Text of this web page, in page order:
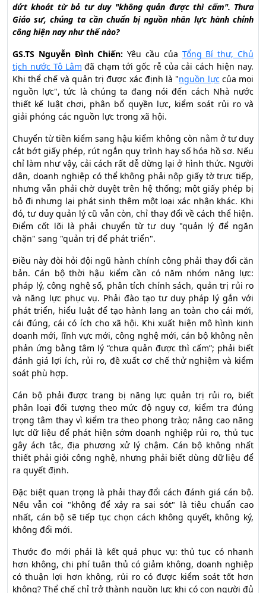
dứt khoát từ bỏ tư duy "không quản được thì cấm". Thưa
Giáo sư, chúng ta cần chuẩn bị nguồn nhân lực hành chính
công hiện nay như thế nào?
GS.TS Nguyễn Đình Chiến: Yêu cầu của Tổng Bí thư, Chủ
tịch nước Tô Lâm đã chạm tới gốc rễ của cải cách hiện nay.
Khi thể chế và quản trị được xác định là "nguồn lựccủa mọi
nguồn lực", tức là chúng ta đang nói đến cách Nhà nước
thiết kế luật chơi, phân bổ quyền lực, kiểm soát rủi ro và
giải phóng các nguồn lực trong xã hội.
Chuyển từ tiền kiểm sang hậu kiểm không còn nằm ở tư duy
cắt bớt giấy phép, rút ngắn quy trình hay số hóa hồ sơ. Nếu
chỉ làm như vậy, cải cách rất dễ dừng lại ở hình thức. Người
dân, doanh nghiệp có thể không phải nộp giấy tờ trực tiếp,
nhưng vẫn phải chờ duyệt trên hệ thống; một giấy phép bị
bỏ đi nhưng lại phát sinh thêm một loại xác nhận khác. Khi
đó, tư duy quản lý cũ vẫn còn, chỉ thay đổi về cách thể hiện.
Điểm cốt lõi là phải chuyển từ tư duy "quản lý để ngăn
chặn" sang "quản trị để phát triển".
Điều này đòi hỏi đội ngũ hành chính công phải thay đổi căn
bản. Cán bộ thời hậu kiểm cần có năm nhóm năng lực:
pháp lý, công nghệ số, phân tích chính sách, quản trị rủi ro
và năng lực phục vụ. Phải đào tạo tư duy pháp lý gắn với
phát triển, hiểu luật để tạo hành lang an toàn cho cái mới,
cái đúng, cái có ích cho xã hội. Khi xuất hiện mô hình kinh
doanh mới, lĩnh vực mới, công nghệ mới, cán bộ không nên
phản ứng bằng tâm lý “chưa quản được thì cấm”; phải biết
đánh giá lợi ích, rủi ro, đề xuất cơ chế thử nghiệm và kiểm
soát phù hợp.
Cán bộ phải được trang bị năng lực quản trị rủi ro, biết
phân loại đối tượng theo mức độ nguy cơ, kiểm tra đúng
trọng tâm thay vì kiểm tra theo phong trào; nâng cao năng
lực dữ liệu để phát hiện sớm doanh nghiệp rủi ro, thủ tục
gây ách tắc, địa phương xử lý chậm. Cán bộ không nhất
thiết phải giỏi công nghệ, nhưng phải biết dùng dữ liệu để
ra quyết định.
Đặc biệt quan trọng là phải thay đổi cách đánh giá cán bộ.
Nếu vẫn coi "không để xảy ra sai sót" là tiêu chuẩn cao
nhất, cán bộ sẽ tiếp tục chọn cách không quyết, không ký,
không đổi mới.
Thước đo mới phải là kết quả phục vụ: thủ tục có nhanh
hơn không, chi phí tuân thủ có giảm không, doanh nghiệp
có thuận lợi hơn không, rủi ro có được kiểm soát tốt hơn
không? Thể chế chỉ trở thành nguồn lực khi có con người đủ